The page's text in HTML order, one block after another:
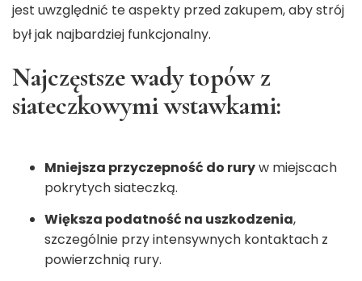
jest uwzględnić te aspekty przed zakupem, aby strój
był jak najbardziej funkcjonalny.
Najczęstsze wady topów z
siateczkowymi wstawkami:
Mniejsza przyczepność do ruryw miejscach
pokrytych siateczką.
Większa podatność na uszkodzenia,
szczególnie przy intensywnych kontaktach z
powierzchnią rury.